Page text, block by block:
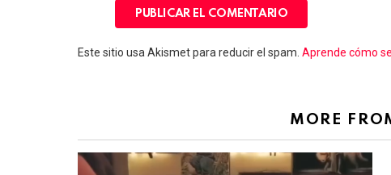
Este sitio usa Akismet para reducir el spam. Aprende cómo
MORE